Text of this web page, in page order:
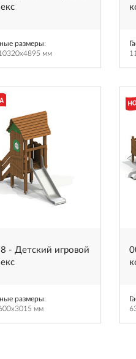
размеры:
мм
- Детский игровой
размеры:
мм